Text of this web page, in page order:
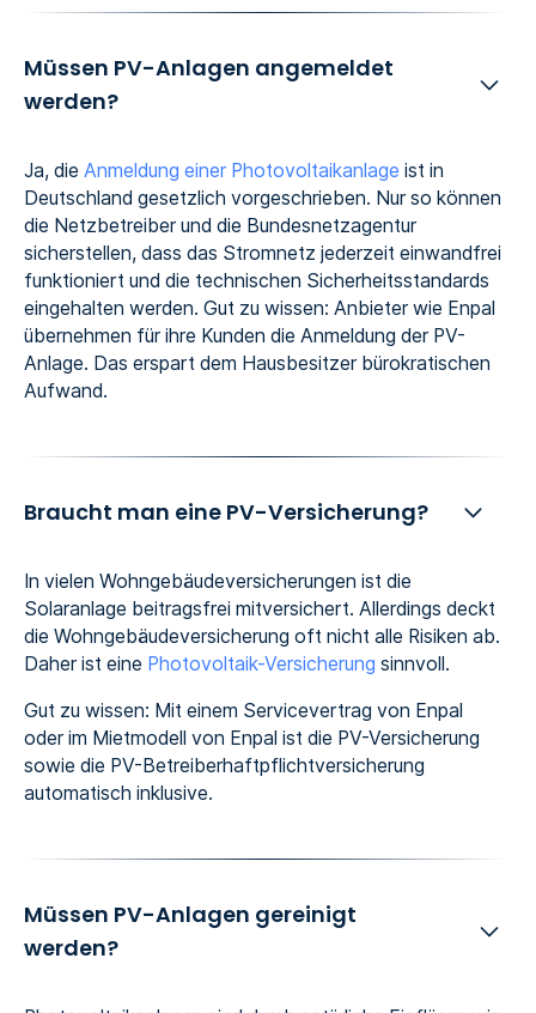
Müssen PV-Anlagen angemeldet
werden?
Ja, die Anmeldung einer Photovoltaikanlage ist in
Deutschland gesetzlich vorgeschrieben. Nur so können
die Netzbetreiber und die Bundesnetzagentur
sicherstellen, dass das Stromnetz jederzeit einwandfrei
funktioniert und die technischen Sicherheitsstandards
eingehalten werden. Gut zu wissen: Anbieter wie Enpal
übernehmen für ihre Kunden die Anmeldung der PV-
Anlage. Das erspart dem Hausbesitzer bürokratischen
Aufwand.
Braucht man eine PV-Versicherung?
In vielen Wohngebäudeversicherungen ist die
Solaranlage beitragsfrei mitversichert. Allerdings deckt
die Wohngebäudeversicherung oft nicht alle Risiken ab.
Daher ist eine Photovoltaik-Versicherung sinnvoll.
Gut zu wissen: Mit einem Servicevertrag von Enpal
oder im Mietmodell von Enpal ist die PV-Versicherung
sowie die PV-Betreiberhaftpflichtversicherung
automatisch inklusive.
Müssen PV-Anlagen gereinigt
werden?